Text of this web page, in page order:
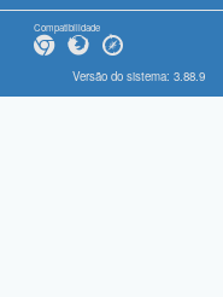
Compatibilidade
Versão do sistema: 3.88.9